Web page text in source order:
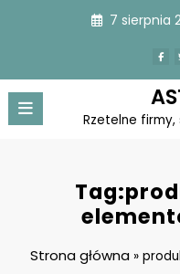
7 sierpnia
Rzetelne firmy,
Strona główna»